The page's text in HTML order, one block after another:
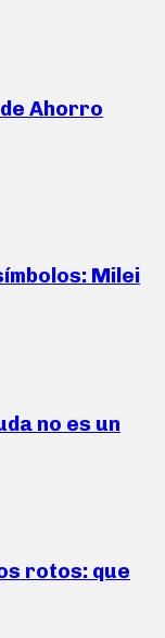
Ahorro
Milei
no es un
rotos: que